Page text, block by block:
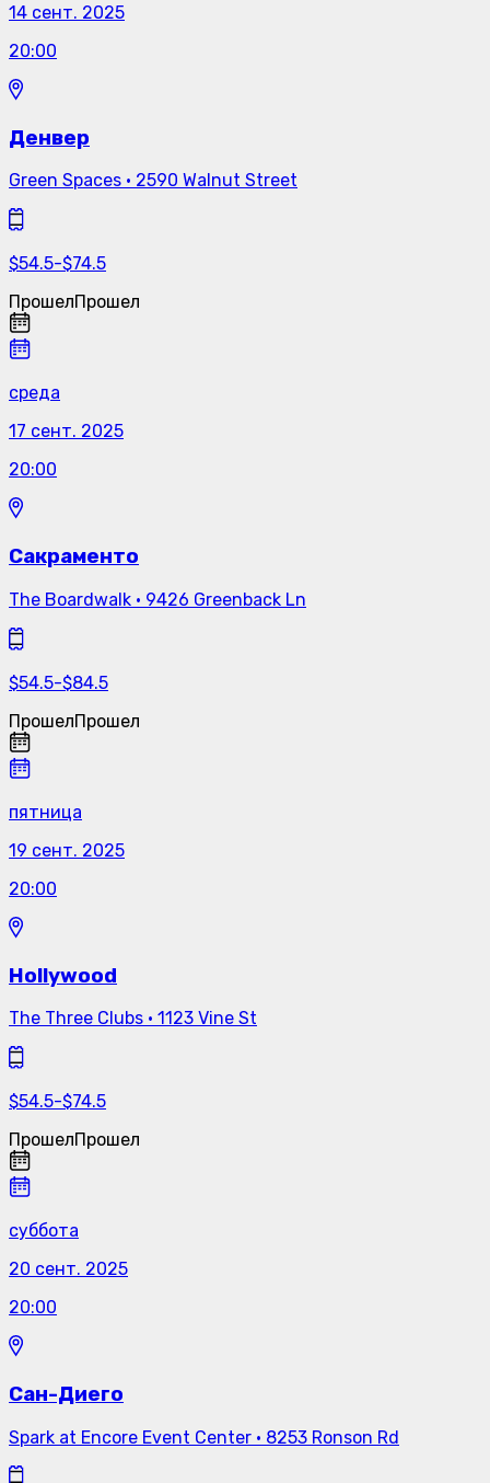
14 сент. 2025
20:00
Денвер
Green Spaces · 2590 Walnut Street
$54.5-$74.5
ПрошелПрошел
среда
17 сент. 2025
20:00
Сакраменто
The Boardwalk · 9426 Greenback Ln
$54.5-$84.5
ПрошелПрошел
пятница
19 сент. 2025
20:00
Hollywood
The Three Clubs · 1123 Vine St
$54.5-$74.5
ПрошелПрошел
суббота
20 сент. 2025
20:00
Сан-Диего
Spark at Encore Event Center · 8253 Ronson Rd